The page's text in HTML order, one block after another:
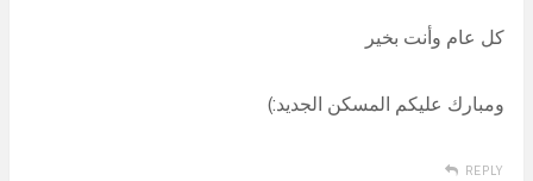
كل عام وأنت بخير
ومبارك عليكم المسكن الجديد:)
REPLY